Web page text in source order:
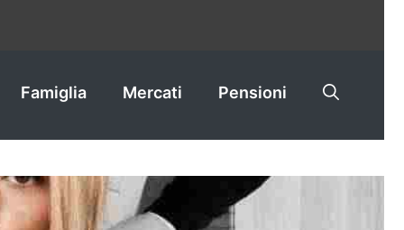
Famiglia Mercati Pensioni